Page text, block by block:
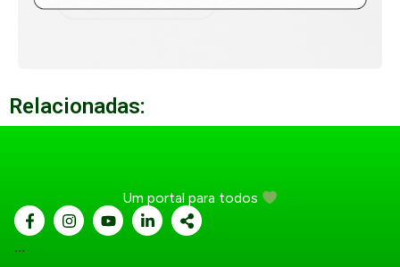
Relacionadas:
Um portal para todos
...